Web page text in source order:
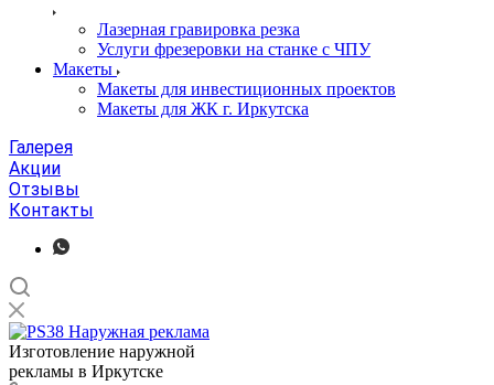
Лазерная гравировка резка
Услуги фрезеровки на станке с ЧПУ
Макеты
Макеты для инвестиционных проектов
Макеты для ЖК г. Иркутска
Галерея
Акции
Отзывы
Контакты
Изготовление наружной
рекламы в Иркутске